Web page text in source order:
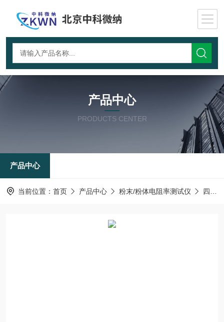
产品中心
PRODUCTS CENTER
产品中心
当前位置： 首页 产品中心 粉末/粉体电阻率测试仪 四探针-粉末电阻率测试仪